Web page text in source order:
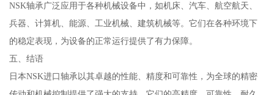
NSK轴承广泛应用于各种机械设备中，如机床、汽车、航空航天、
兵器、计算机、能源、工业机械、建筑机械等。它们在各种环境下
的稳定表现，为设备的正常运行提供了有力保障。
五、结语
日本NSK进口轴承以其卓越的性能、精度和可靠性，为全球的精密